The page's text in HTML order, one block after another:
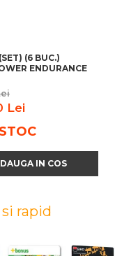
(6 BUC.)
ENDURANCE
Lei
IN COS
rapid